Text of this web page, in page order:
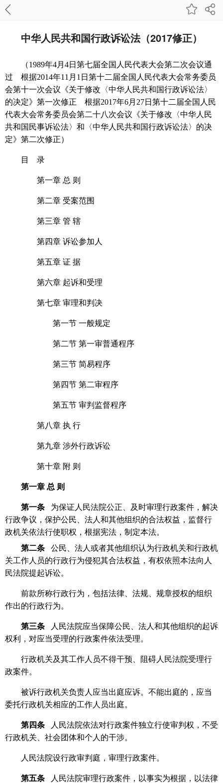
中华人民共和国行政诉讼法（2017修正）
（1989年4月4日第七届全国人民代表大会第二次会议通
过 根据2014年11月1日第十二届全国人民代表大会常务委员
会第十一次会议《关于修改〈中华人民共和国行政诉讼法〉
的决定》第一次修正 根据2017年6月27日第十二届全国人民
代表大会常务委员会第二十八次会议《关于修改〈中华人民
共和国民事诉讼法〉和〈中华人民共和国行政诉讼法〉的决
定》第二次修正）
目 录
第一章 总 则
第二章 受案范围
第三章 管 辖
第四章 诉讼参加人
第五章 证 据
第六章 起诉和受理
第七章 审理和判决
第一节 一般规定
第二节 第一审普通程序
第三节 简易程序
第四节 第二审程序
第五节 审判监督程序
第八章 执 行
第九章 涉外行政诉讼
第十章 附 则
第一章 总 则
第一条
为保证人民法院公正、及时审理行政案件，解决
行政争议，保护公民、法人和其他组织的合法权益，监督行
政机关依法行使职权，根据宪法，制定本法。
第二条
公民、法人或者其他组织认为行政机关和行政机
关工作人员的行政行为侵犯其合法权益，有权依照本法向人
民法院提起诉讼。
前款所称行政行为，包括法律、法规、规章授权的组织
作出的行政行为。
第三条
人民法院应当保障公民、法人和其他组织的起诉
权利，对应当受理的行政案件依法受理。
行政机关及其工作人员不得干预、阻碍人民法院受理行
政案件。
被诉行政机关负责人应当出庭应诉。不能出庭的，应当
委托行政机关相应的工作人员出庭。
第四条
人民法院依法对行政案件独立行使审判权，不受
行政机关、社会团体和个人的干涉。
人民法院设行政审判庭，审理行政案件。
第五条
人民法院审理行政案件，以事实为根据，以法律